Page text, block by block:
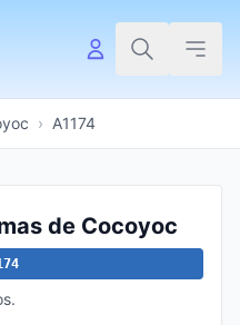
› A1174
de Cocoyoc